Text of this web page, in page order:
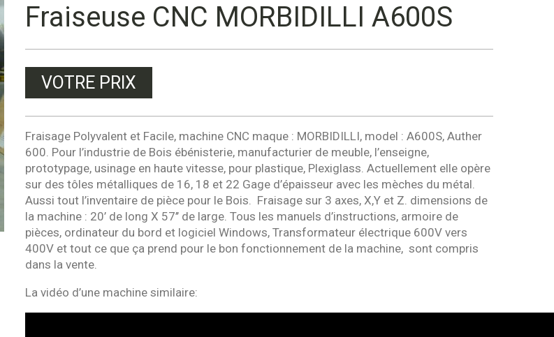
Fraiseuse CNC MORBIDILLI A600S
VOTRE PRIX
Fraisage Polyvalent et Facile, machine CNC maque : MORBIDILLI, model : A600S, Auther
600. Pour l’industrie de Bois ébénisterie, manufacturier de meuble, l’enseigne,
prototypage, usinage en haute vitesse, pour plastique, Plexiglass. Actuellement elle opère
sur des tôles métalliques de 16, 18 et 22 Gage d’épaisseur avec les mèches du métal.
Aussi tout l’inventaire de pièce pour le Bois. Fraisage sur 3 axes, X,Y et Z. dimensions de
la machine : 20’ de long X 57’’ de large. Tous les manuels d’instructions, armoire de
pièces, ordinateur du bord et logiciel Windows, Transformateur électrique 600V vers
400V et tout ce que ça prend pour le bon fonctionnement de la machine, sont compris
dans la vente.
La vidéo d’une machine similaire: